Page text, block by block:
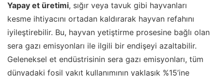
Yapay et üretimi, sığır veya tavuk gibi hayvanları
kesme ihtiyacını ortadan kaldırarak hayvan refahını
iyileştirebilir. Bu, hayvan yetiştirme prosesine bağlı olan
sera gazı emisyonları ile ilgili bir endişeyi azaltabilir.
Geleneksel et endüstrisinin sera gazı emisyonları, tüm
dünyadaki fosil yakıt kullanımının yaklaşık %15’ine